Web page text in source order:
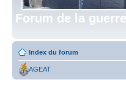
Forum de la
Index du forum
AGEAT